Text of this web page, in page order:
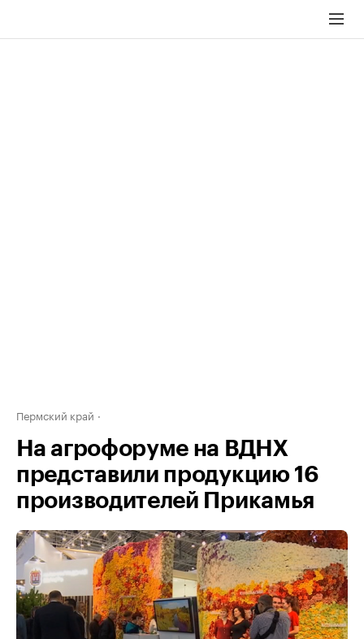
Пермский край
На агрофоруме на ВДНХ
представили продукцию 16
производителей Прикамья